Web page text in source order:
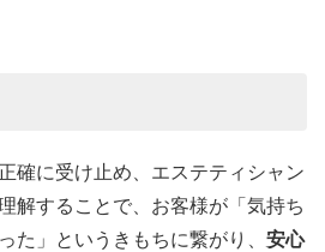
確に受け止め、エステティシャン
解することで、お客様が「気持ち
た」というきもちに繋がり、 安心